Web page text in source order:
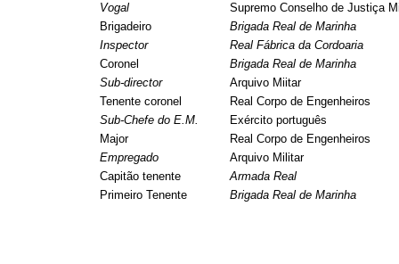
Vogal
Supremo Conselho de Justiça
Brigadeiro
Brigada Real de Marinha
Inspector
Real Fábrica da Cordoaria
Coronel
Brigada Real de Marinha
Sub-director
Arquivo Miitar
Tenente coronel
Real Corpo de Engenheiros
Sub-Chefe do E.M.
Exército português
Major
Real Corpo de Engenheiros
Empregado
Arquivo Militar
Capitão tenente
Armada Real
Primeiro Tenente
Brigada Real de Marinha